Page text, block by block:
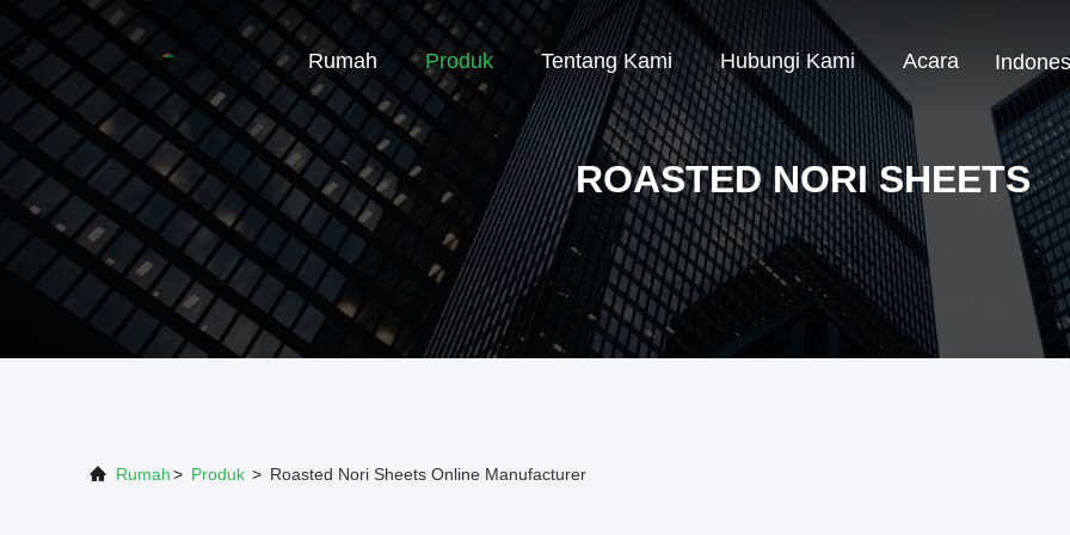
Rumah Produk Tentang Kami Hubungi Kami Acara
ROASTED NORI SHEETS
Rumah> Produk > Roasted Nori Sheets Online Manufacturer